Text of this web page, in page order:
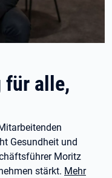
für alle,
Gesundheit und
Moritz
stärkt. Mehr